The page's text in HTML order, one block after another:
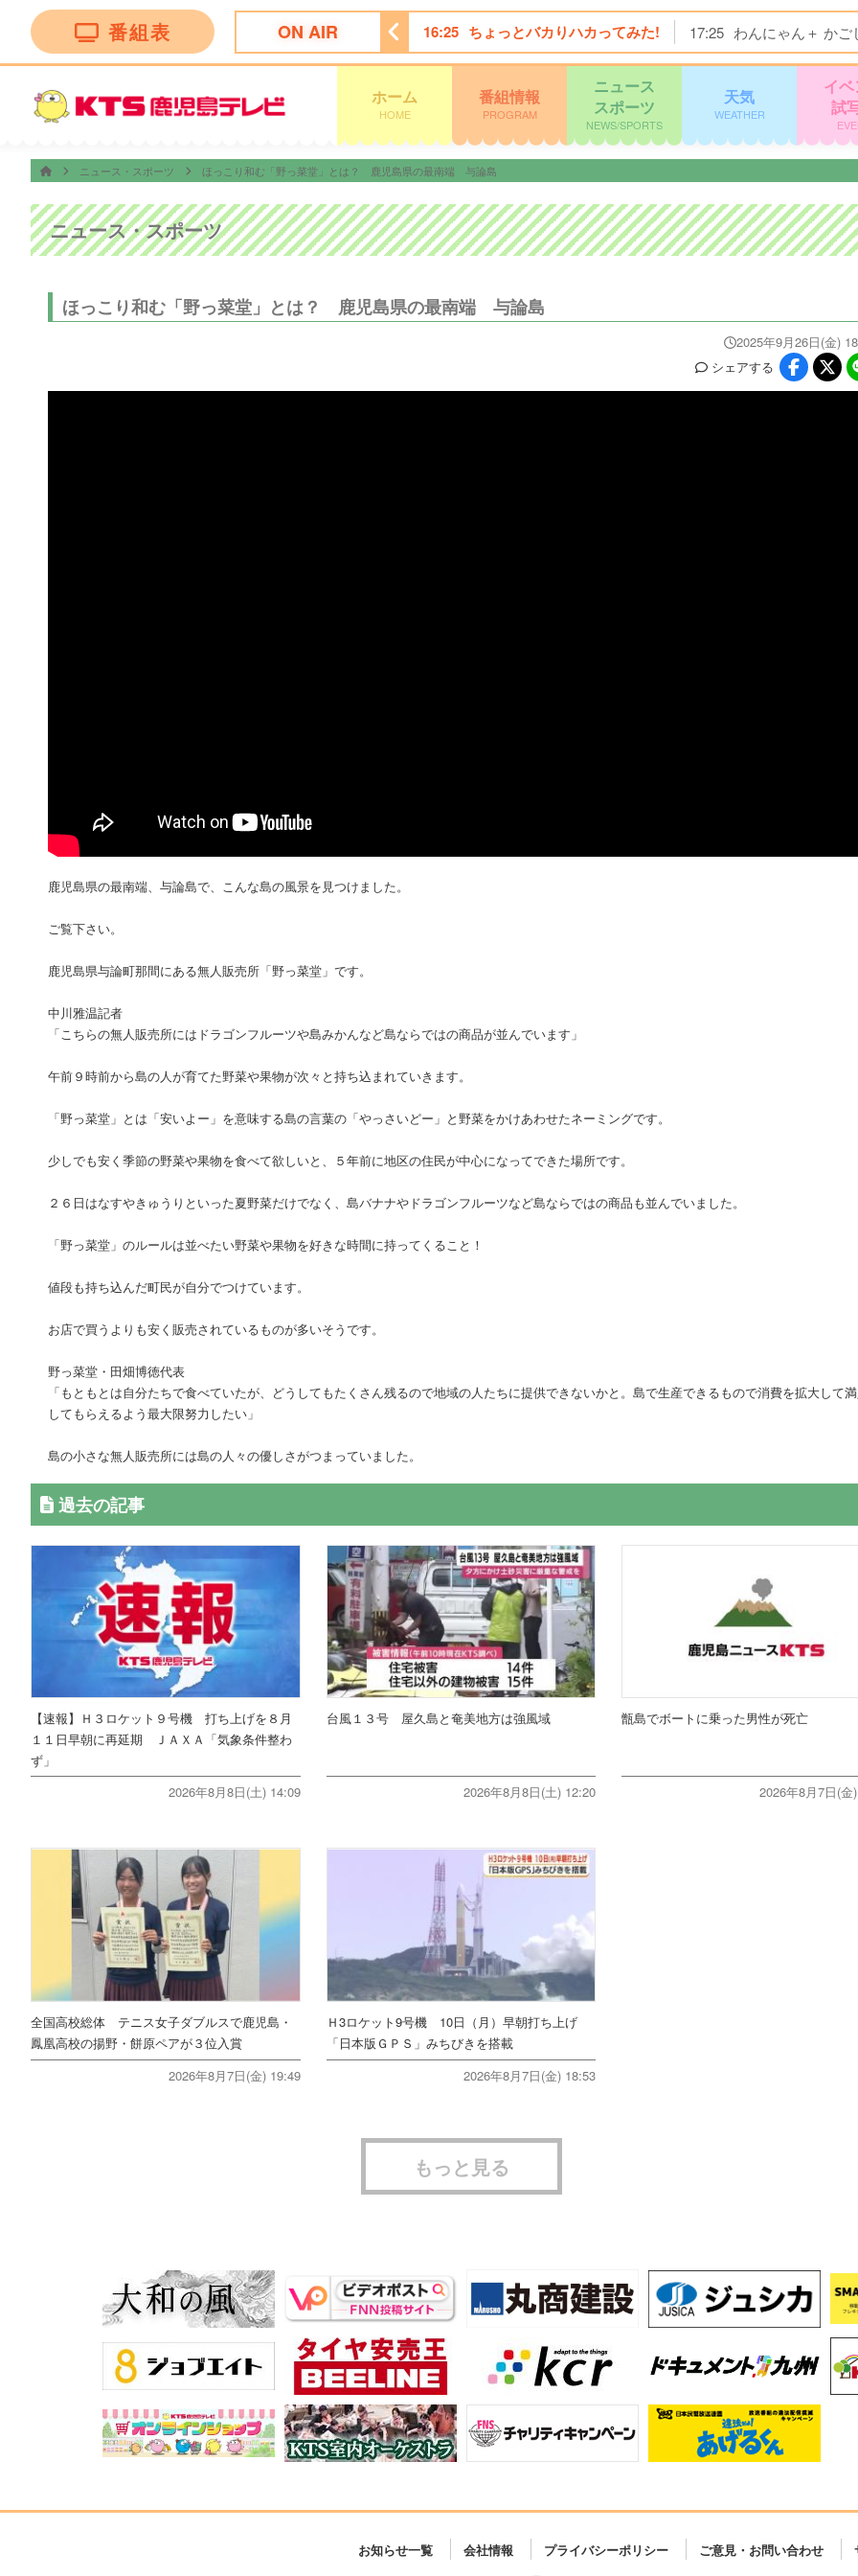
番組表 ON AIR
15:55 ＦＮＳ九州８局共同制作「ドキュメント九州」 16:25 ちょっとバカりハカってみた! 17:25 わんにゃん＋ かご
ホーム
HOME
番組情報
PROGRAM
ニュース
スポーツ
NEWS/SPORTS
天気
WEATHER
イ
試
ニュース・スポーツ ほっこり和む「野っ菜堂」とは？ 鹿児島県の最南端 与論島
ニュース・スポーツ
ほっこり和む「野っ菜堂」とは？ 鹿児島県の最南端 与論島
2025年9月26日(金)
シェアする
鹿児島県の最南端、与論島で、こんな島の風景を見つけました。
ご覧下さい。
鹿児島県与論町那間にある無人販売所「野っ菜堂」です。
中川雅温記者
「こちらの無人販売所にはドラゴンフルーツや島みかんなど島ならではの商品が並んでいます」
午前９時前から島の人が育てた野菜や果物が次々と持ち込まれていきます。
「野っ菜堂」とは「安いよー」を意味する島の言葉の「やっさいどー」と野菜をかけあわせたネーミングです。
少しでも安く季節の野菜や果物を食べて欲しいと、５年前に地区の住民が中心になってできた場所です。
２６日はなすやきゅうりといった夏野菜だけでなく、島バナナやドラゴンフルーツなど島ならではの商品も並んでいました。
「野っ菜堂」のルールは並べたい野菜や果物を好きな時間に持ってくること！
値段も持ち込んだ町民が自分でつけています。
お店で買うよりも安く販売されているものが多いそうです。
野っ菜堂・田畑博徳代表
「もともとは自分たちで食べていたが、どうしてもたくさん残るので地域の人たちに提供できないかと。島で生産できるもので消費を拡大して
してもらえるよう最大限努力したい」
島の小さな無人販売所には島の人々の優しさがつまっていました。
過去の記事
【速報】Ｈ３ロケット９号機 打ち上げを８月
１１日早朝に再延期 ＪＡＸＡ「気象条件整わ
ず」
2026年8月8日(土) 14:09
台風１３号 屋久島と奄美地方は強風域
2026年8月8日(土) 12:20
甑島でボートに乗った男性が死亡
2026年8月7日(金
全国高校総体 テニス女子ダブルスで鹿児島・
鳳凰高校の揚野・餅原ペアが３位入賞
2026年8月7日(金) 19:49
Ｈ3ロケット9号機 10日（月）早朝打ち上げ
「日本版ＧＰＳ」みちびきを搭載
2026年8月7日(金) 18:53
もっと見る
お知らせ一覧 会社情報 プライバシーポリシー ご意見・お問い合わせ